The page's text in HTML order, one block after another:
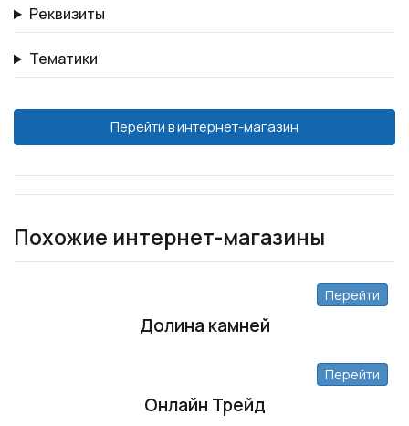
Реквизиты
Тематики
Перейти в интернет-магазин
Похожие интернет-магазины
Долина камней
Перейти
Онлайн Трейд
Перейти